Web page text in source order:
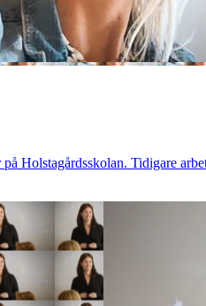
Holstagårdsskolan. Tidigare